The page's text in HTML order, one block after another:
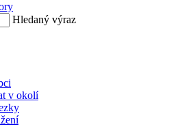
Hledaný výraz
v okolí